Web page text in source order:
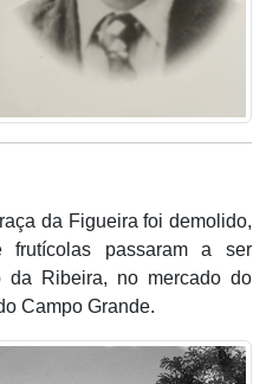
da Figueira foi demolido,
passaram a ser
da Ribeira, no mercado do
Campo Grande.